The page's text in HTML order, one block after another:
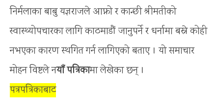
निर्मलाका बाबु यज्ञराजले आफ्नो र कान्छी श्रीमतीको
स्वास्थ्योपचारका लागि काठमाडौं जानुपर्ने र धर्नामा बस्ने कोही
नभएका कारण स्थगित गर्न लागिएको बताए । यो समाचार
मोहन विष्टले नयाँ पत्रिकामा लेखेका छन् ।
पत्रपत्रिकाबाट